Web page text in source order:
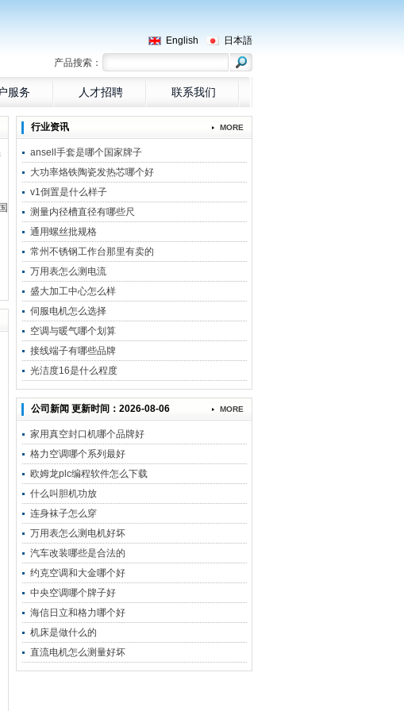
日本語
English
产品搜索：
服务 人才招聘 联系我们
MORE
行业资讯
ansell手套是哪个国家牌子
大功率烙铁陶瓷发热芯哪个好
v1倒置是什么样子
测量内径槽直径有哪些尺
通用螺丝批规格
常州不锈钢工作台那里有卖的
万用表怎么测电流
盛大加工中心怎么样
伺服电机怎么选择
空调与暖气哪个划算
接线端子有哪些品牌
光洁度16是什么程度
MORE
公司新闻 更新时间：2026-08-06
家用真空封口机哪个品牌好
格力空调哪个系列最好
欧姆龙plc编程软件怎么下载
什么叫胆机功放
连身袜子怎么穿
万用表怎么测电机好坏
汽车改装哪些是合法的
约克空调和大金哪个好
中央空调哪个牌子好
海信日立和格力哪个好
机床是做什么的
直流电机怎么测量好坏